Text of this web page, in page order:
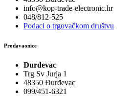
info@kop-trade-electronic.hr
048/812-525
Podaci o trgovačkom društvu
Prodavaonice
Đurđevac
Trg Sv Jurja 1
48350 Đurđevac
099/451-6321